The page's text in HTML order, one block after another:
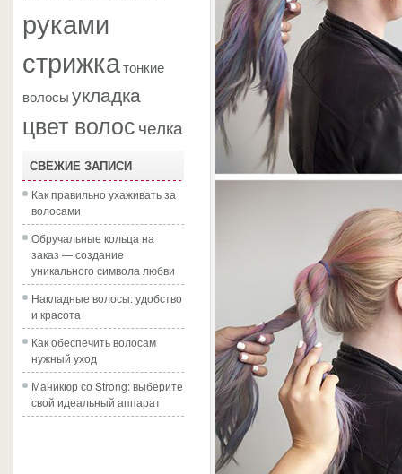
руками
стрижкатонкие
волосыукладка
цвет волосчелка
СВЕЖИЕ ЗАПИСИ
Как правильно ухаживать за
волосами
Обручальные кольца на
заказ — создание
уникального символа любви
Накладные волосы: удобство
и красота
Как обеспечить волосам
нужный уход
Маникюр со Strong: выберите
свой идеальный аппарат